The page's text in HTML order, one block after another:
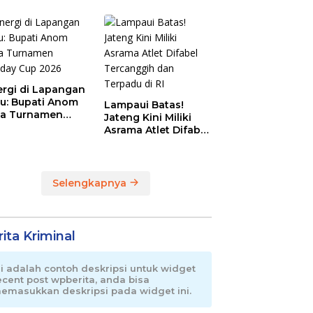
Olahraga Pemalang
di Lapangan
Bupati Anom
Turnamen
Lampaui Batas!
Jateng Kini Miliki
Asrama Atlet Difabel
Selengkapnya
Kriminal
adalah contoh deskripsi untuk widget
post wpberita, anda bisa
deskripsi pada widget ini.